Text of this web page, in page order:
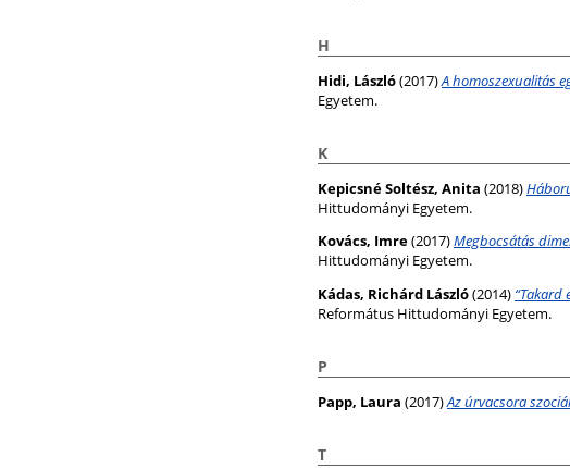
H
Hidi, László(2017)A homoszexualitás
Egyetem.
K
Kepicsné Soltész, Anita (2018)
Hittudományi Egyetem.
Kovács, Imre(2017)Megbocsátás
Hittudományi Egyetem.
Kádas, Richárd László(2014) “Takard
Református Hittudományi Egyetem.
P
Papp, Laura (2017)Az úrvacsora
T